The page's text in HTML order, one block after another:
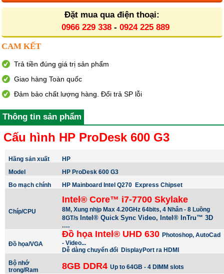
Đặt mua qua điện thoại:
0966 229 338- 0924 225 889
CAM KẾT
Trả tiền đúng giá trị sản phẩm
Giao hàng Toàn quốc
Đảm bảo chất lượng hàng. Đổi trả SP lỗi
Thông tin sản phẩm
Cấu hình HP ProDesk 600 G3
Hãng sản xuất
HP
Model
HP ProDesk 600 G3
Bo mạch chính
HP Mainboard Intel Q270 Express Chipset
Chíp/CPU
Intel® Core™ i7-7700 Skylake
8M, Xung nhịp Max 4.20GHz 64bits, 4 Nhân - 8 Luồng
8GT/s Intel® Quick Sync Video, Intel® InTru™ 3D
....
Đồ họa/VGA
Đồ họa Intel® UHD 630Photoshop, AutoCad
- Video...
Dễ dàng chuyển đổi DisplayPort ra HDMI
Bộ nhớ
trong/Ram
8GB DDR4Up to 64GB - 4 DIMM slots